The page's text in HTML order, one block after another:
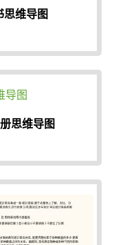
思维导图
思维导图